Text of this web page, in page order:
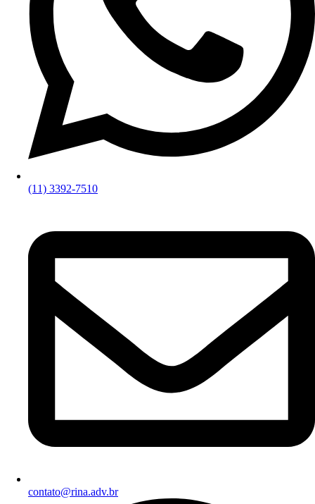
(11) 3392-7510
contato@rina.adv.br